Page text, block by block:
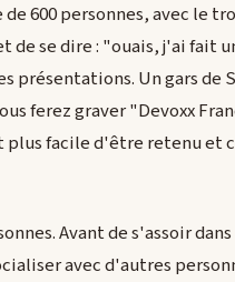
600 personnes, avec le
se dire : "ouais, j'ai fait
présentations. Un gars de
ferez graver "Devoxx
plus facile d'être retenu et
Avant de s'assoir
avec d'autres